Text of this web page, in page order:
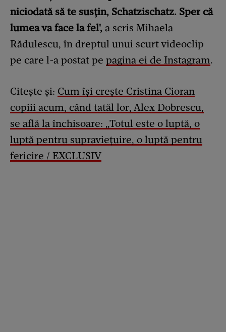
niciodată să te susțin, Schatzischatz. Sper că
lumea va face la fel', a scris Mihaela
Rădulescu, în dreptul unui scurt videoclip
pe care l-a postat pe pagina ei de Instagram.
Citește și: Cum își crește Cristina Cioran
copiii acum, când tatăl lor, Alex Dobrescu,
se află la închisoare: „Totul este o luptă, o
luptă pentru supraviețuire, o luptă pentru
fericire / EXCLUSIV